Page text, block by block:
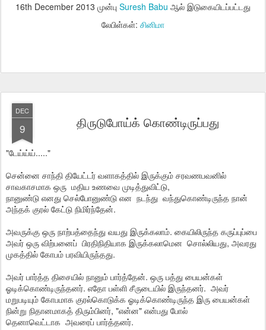
16th December 2013 முன்பு Suresh Babu ஆல் இடுகையிடப்பட்டது
லேபிள்கள்: சினிமா
DEC
9 திருடுபோய்க் கொண்டிருப்பது
"டேய்ய்ய்....."
சென்னை சாந்தி தியேட்டர் வளாகத்தில் இருக்கும் சரவணபவனில்
சாவகாசமாக ஒரு மதிய உணவை முடித்துவிட்டு,
நானுண்டு எனது செல்போனுண்டு என நடந்து வந்துகொண்டிருந்த நான்
அந்தக் குரல் கேட்டு நிமிர்ந்தேன்.
அவருக்கு ஒரு நாற்பத்தைந்து வயது இருக்கலாம். கையிலிருந்த கருப்புப்பை
அவர் ஒரு விற்பனைப் பிரதிநிதியாக இருக்கலாமென சொல்லியது, அவரது
முகத்தில் கோபம் பரவியிருந்தது.
அவர் பார்த்த திசையில் நானும் பார்த்தேன். ஒரு பத்து பையன்கள்
ஓடிக்கொண்டிருந்தனர். எதோ பள்ளி சீருடையில் இருந்தனர். அவர்
மறுபடியும் கோபமாக குரல்கொடுக்க ஓடிக்கொண்டிருந்த இரு பையன்கள்
நின்று நிதானமாகத் திரும்பினர், "என்ன" என்பது போல்
தெனாவெட்டாக அவரைப் பார்த்தனர்.